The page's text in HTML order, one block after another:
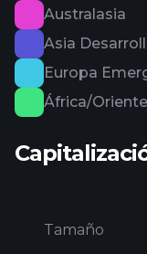
Australasia
Tamaño